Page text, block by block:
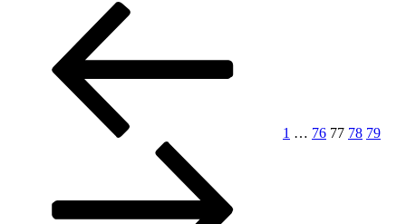
Filmmusik“
Seitennummerierung
Beiträge
1 … 76 77 78 79